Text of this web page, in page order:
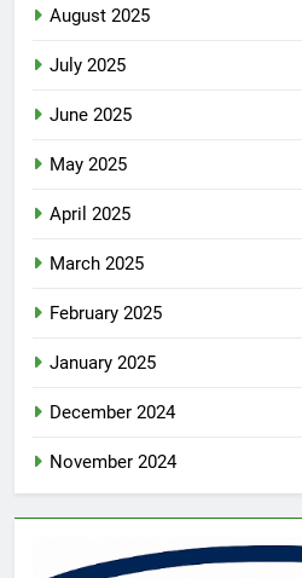
August 2025
July 2025
June 2025
May 2025
April 2025
March 2025
February 2025
January 2025
December 2024
November 2024